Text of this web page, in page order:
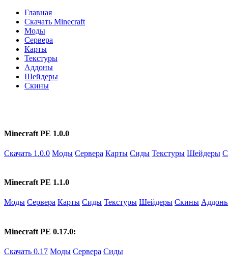
Главная
Скачать Minecraft
Моды
Сервера
Карты
Текстуры
Аддоны
Шейдеры
Скины
Minecraft PE 1.0.0
Скачать 1.0.0 Моды Сервера Карты Сиды Текстуры Шейдеры
Minecraft PE 1.1.0
Моды Сервера Карты Сиды Текстуры Шейдеры Скины
Minecraft PE 0.17.0:
Скачать 0.17 Моды Сервера Сиды